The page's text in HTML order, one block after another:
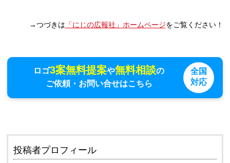
→つづきは 「にじの広報社」ホームページをご覧ください！
ロゴ3案無料提案や無料相談の
ご依頼・お問い合せはこちら
全国
対応
投稿者プロフィール